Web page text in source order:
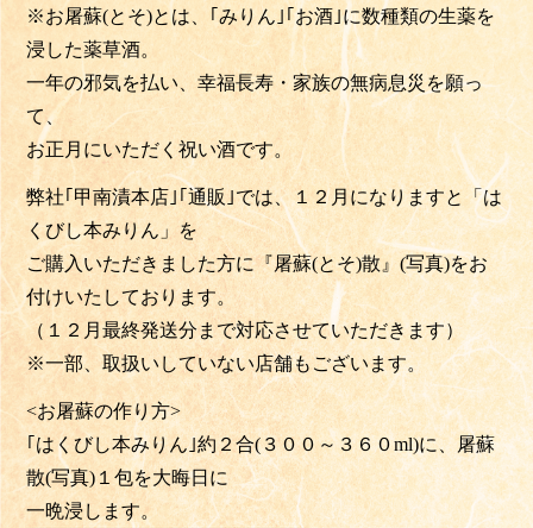
※お屠蘇(とそ)とは、｢みりん｣｢お酒｣に数種類の生薬を
浸した薬草酒。
一年の邪気を払い、幸福長寿・家族の無病息災を願っ
て、
お正月にいただく祝い酒です。
弊社｢甲南漬本店｣｢通販｣では、１２月になりますと「は
くびし本みりん」を
ご購入いただきました方に『屠蘇(とそ)散』(写真)をお
付けいたしております。
（１２月最終発送分まで対応させていただきます）
※一部、取扱いしていない店舗もございます。
<お屠蘇の作り方>
｢はくびし本みりん｣約２合(３００～３６０ml)に、屠蘇
散(写真)１包を大晦日に
一晩浸します。